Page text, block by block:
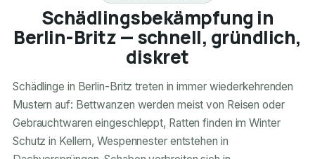
Schädlingsbekämpfung in
Berlin-Britz — schnell, gründlich,
diskret
Schädlinge in Berlin-Britz treten in immer wiederkehrenden
Mustern auf: Bettwanzen werden meist von Reisen oder
Gebrauchtwaren eingeschleppt, Ratten finden im Winter
Schutz in Kellern, Wespennester entstehen in